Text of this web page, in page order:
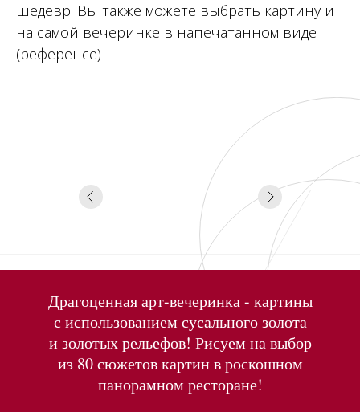
шедевр! Вы также можете выбрать картину и
на самой вечеринке в напечатанном виде
(референсе)
Драгоценная арт-вечеринка - картины
с использованием сусального золота
и золотых рельефов! Рисуем на выбор
из 80 сюжетов картин в роскошном
панорамном ресторане!